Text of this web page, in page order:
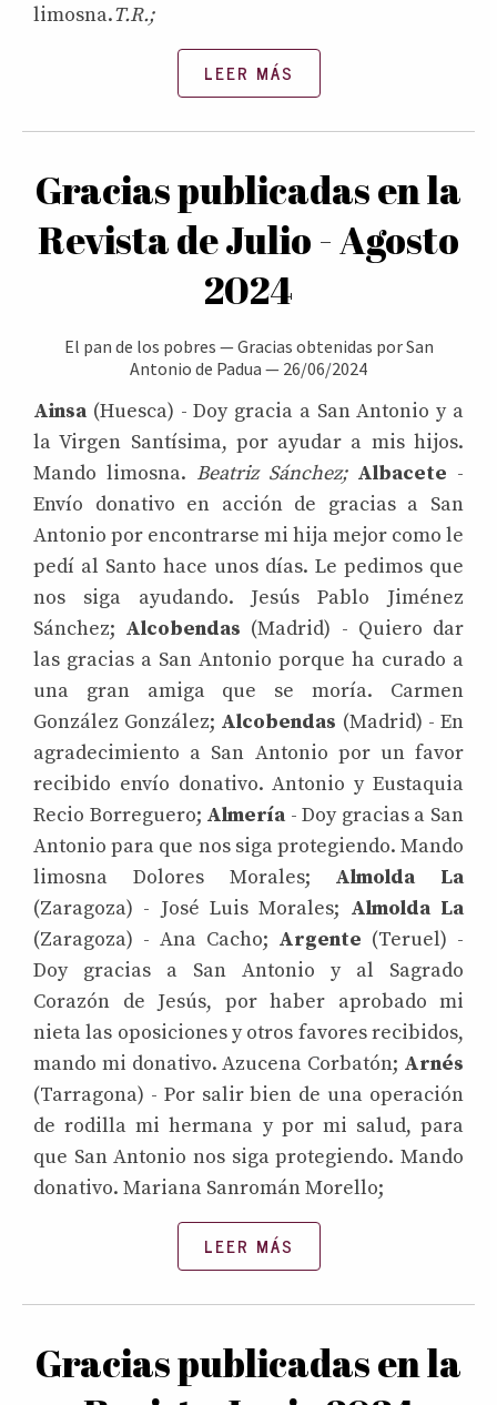
limosna.T.R.;
LEER MÁS
Gracias publicadas en la
Revista de Julio - Agosto
2024
El pan de los pobres —Gracias obtenidas por San
Antonio de Padua — 26/06/2024
Ainsa (Huesca) - Doy gracia a San Antonio y a
la Virgen Santísima, por ayudar a mis hijos.
Mando limosna. Beatriz Sánchez; Albacete -
Envío donativo en acción de gracias a San
Antonio por encontrarse mi hija mejor como le
pedí al Santo hace unos días. Le pedimos que
nos siga ayudando. Jesús Pablo Jiménez
Sánchez; Alcobendas (Madrid) - Quiero dar
las gracias a San Antonio porque ha curado a
una gran amiga que se moría. Carmen
González González; Alcobendas (Madrid) - En
agradecimiento a San Antonio por un favor
recibido envío donativo. Antonio y Eustaquia
Recio Borreguero; Almería - Doy gracias a San
Antonio para que nos siga protegiendo. Mando
limosna Dolores Morales; Almolda La
(Zaragoza) - José Luis Morales; Almolda La
(Zaragoza) - Ana Cacho; Argente (Teruel) -
Doy gracias a San Antonio y al Sagrado
Corazón de Jesús, por haber aprobado mi
nieta las oposiciones y otros favores recibidos,
mando mi donativo. Azucena Corbatón; Arnés
(Tarragona) - Por salir bien de una operación
de rodilla mi hermana y por mi salud, para
que San Antonio nos siga protegiendo. Mando
donativo. Mariana Sanromán Morello;
LEER MÁS
Gracias publicadas en la